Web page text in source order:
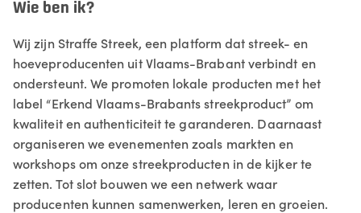
Wie ben ik?
Wij zijn Straffe Streek, een platform dat streek- en
hoeveproducenten uit Vlaams-Brabant verbindt en
ondersteunt. We promoten lokale producten met het
label “Erkend Vlaams-Brabants streekproduct” om
kwaliteit en authenticiteit te garanderen. Daarnaast
organiseren we evenementen zoals markten en
workshops om onze streekproducten in de kijker te
zetten. Tot slot bouwen we een netwerk waar
producenten kunnen samenwerken, leren en groeien.